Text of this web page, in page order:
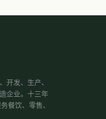
开发、生产、
企业。十三年
餐饮、零售、